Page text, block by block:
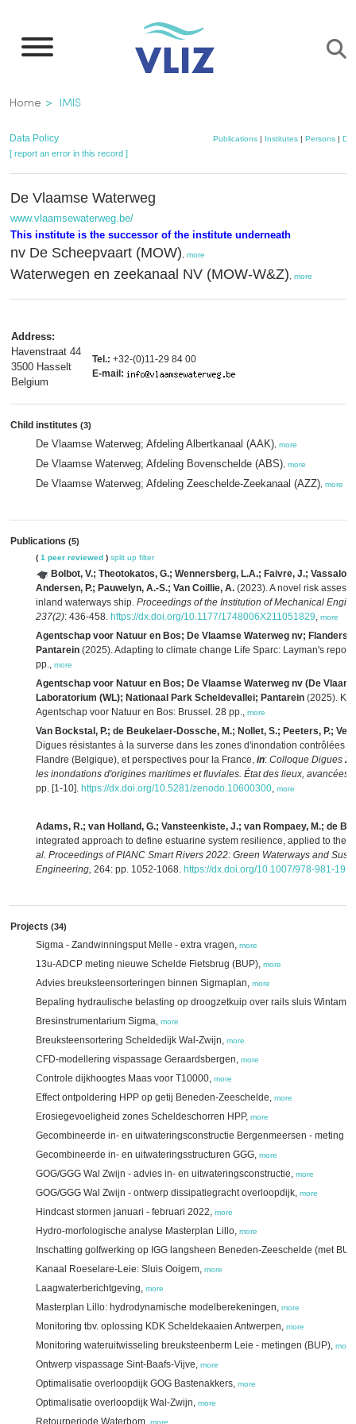
main
Breadcrumb
Home IMIS
Data Policy Publications | Institutes | Persons |
[ report an error in this record ]
De Vlaamse Waterweg
www.vlaamsewaterweg.be/
This institute is the successor of the institute underneath
nv De Scheepvaart (MOW) more
Waterwegen en zeekanaal NV (MOW-W&Z) more
Address:
Havenstraat 44
3500 Hasselt
Belgium
Tel.: +32-(0)11-29 84 00
E-mail:
Child institutes (3)
De Vlaamse Waterweg; Afdeling Albertkanaal (AAK) more
De Vlaamse Waterweg; Afdeling Bovenschelde (ABS) more
De Vlaamse Waterweg; Afdeling Zeeschelde-Zeekanaal (AZZ) more
Publications (5)
( 1 peer reviewed ) split up filter
Bolbot, V.; Theotokatos, G.; Wennersberg, L.A.; Faivre, J.;
Andersen, P.; Pauwelyn, A.-S.; Van Coillie, A. (2023). A novel risk
inland waterways ship. Proceedings of the Institution of Mechanical
237(2): 436-458. https://dx.doi.org/10.1177/1748006X211051829, more
Agentschap voor Natuur en Bos; De Vlaamse Waterweg nv; Flanders
Pantarein (2025). Adapting to climate change Life Sparc: Layman's
pp., more
Agentschap voor Natuur en Bos; De Vlaamse Waterweg nv (De
Laboratorium (WL); Nationaal Park Scheldevallei; Pantarein (2025).
Agentschap voor Natuur en Bos: Brussel. 28 pp., more
Van Bockstal, P.; de Beukelaer-Dossche, M.; Nollet, S.; Peeters, P.;
Digues résistantes à la surverse dans les zones d'inondation contrôlées
Flandre (Belgique), et perspectives pour la France, in: Colloque Digues
les inondations d'origines maritimes et fluviales. État des lieux,
pp. [1-10]. https://dx.doi.org/10.5281/zenodo.10600300, more
Adams, R.; van Holland, G.; Vansteenkiste, J.; van Rompaey, M.; de
integrated approach to define estuarine system resilience, applied to the
al. Proceedings of PIANC Smart Rivers 2022: Green Waterways and
Engineering, 264: pp. 1052-1068. https://dx.doi.org/10.1007/978-981-19-
Projects (34)
Sigma - Zandwinningsput Melle - extra vragen, more
13u-ADCP meting nieuwe Schelde Fietsbrug (BUP), more
Advies breuksteensorteringen binnen Sigmaplan, more
Bepaling hydraulische belasting op droogzetkuip over rails sluis Wintam,
Bresinstrumentarium Sigma, more
Breuksteensortering Scheldedijk Wal-Zwijn, more
CFD-modellering vispassage Geraardsbergen, more
Controle dijkhoogtes Maas voor T10000, more
Effect ontpoldering HPP op getij Beneden-Zeeschelde, more
Erosiegevoeligheid zones Scheldeschorren HPP, more
Gecombineerde in- en uitwateringsconstructie Bergenmeersen - meting
Gecombineerde in- en uitwateringsstructuren GGG, more
GOG/GGG Wal Zwijn - advies in- en uitwateringsconstructie, more
GOG/GGG Wal Zwijn - ontwerp dissipatiegracht overloopdijk, more
Hindcast stormen januari - februari 2022, more
Hydro-morfologische analyse Masterplan Lillo, more
Inschatting golfwerking op IGG langsheen Beneden-Zeeschelde (met
Kanaal Roeselare-Leie: Sluis Ooigem, more
Laagwaterberichtgeving, more
Masterplan Lillo: hydrodynamische modelberekeningen, more
Monitoring tbv. oplossing KDK Scheldekaaien Antwerpen, more
Monitoring wateruitwisseling breuksteenberm Leie - metingen (BUP), more
Ontwerp vispassage Sint-Baafs-Vijve, more
Optimalisatie overloopdijk GOG Bastenakkers, more
Optimalisatie overloopdijk Wal-Zwijn, more
Retourperiode Waterbom, more